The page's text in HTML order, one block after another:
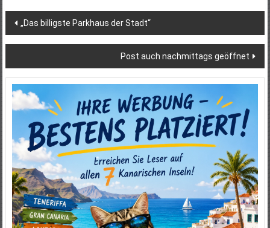
Beitragsnavigation
„Das billigste Parkhaus der Stadt“
Post auch nachmittags geöffnet